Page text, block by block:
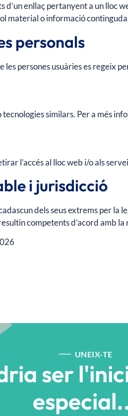
d’un enllaç pertanyent a un
material o informació
personals
persones usuàries es regeix
similars. Per a més
l’accés al lloc web i/o als
i jurisdicció
dels seus extrems per la
competents d’acord amb
UNEIX-TE
ser